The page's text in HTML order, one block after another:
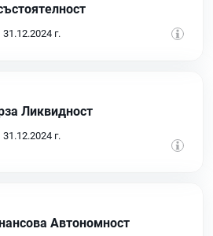
г.
Ликвидност
г.
Автономност